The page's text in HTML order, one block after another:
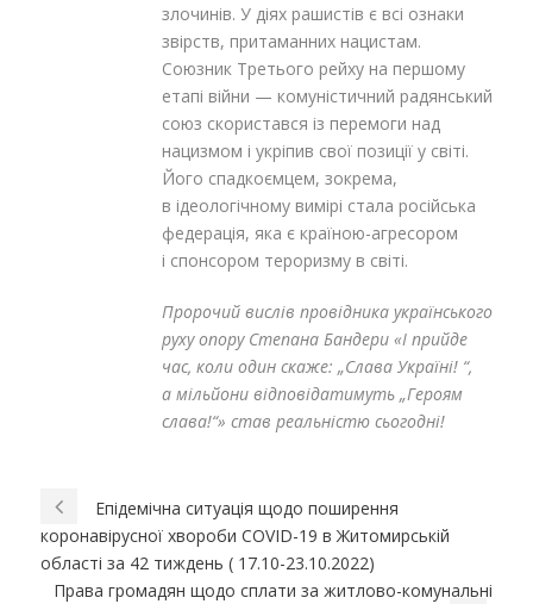
злочинів. У діях рашистів є всі ознаки
звірств, притаманних нацистам.
Союзник Третього рейху на першому
етапі війни — комуністичний радянський
союз скористався із перемоги над
нацизмом і укріпив свої позиції у світі.
Його спадкоємцем, зокрема,
в ідеологічному вимірі стала російська
федерація, яка є країною-агресором
і спонсором тероризму в світі.
Пророчий вислів провідника українського
руху опору Степана Бандери «І прийде
час, коли один скаже: „Слава Україні! “,
а мільйони відповідатимуть „Героям
слава!“» став реальністю сьогодні!
Епідемічна ситуація щодо поширення
коронавірусної хвороби COVID-19 в Житомирській
області за 42 тиждень ( 17.10-23.10.2022)
Права громадян щодо сплати за житлово-комунальні